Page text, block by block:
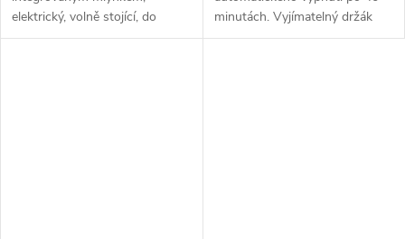
elektrický, volně stojící, do
domácnosti, příkon 600 W,
minutách. Vyjímatelný držák
filtru na kávu nebo čaj. Ohřev